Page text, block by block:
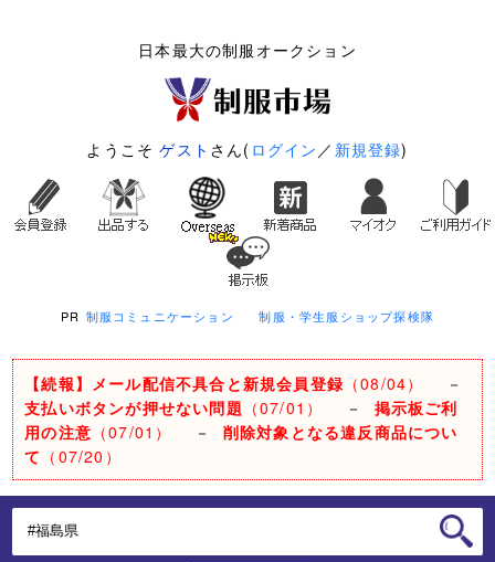
日本最大の制服オークション
ようこそゲスト さん( ログイン ／ 新規登録)
PR 制服コミュニケーション 制服・学生服ショップ探検隊
【続報】メール配信不具合と新規会員登録 （08/04）
－
支払いボタンが押せない問題 （07/01） － 掲示板ご利
用の注意 （07/01） － 削除対象となる違反商品につい
て （07/20）